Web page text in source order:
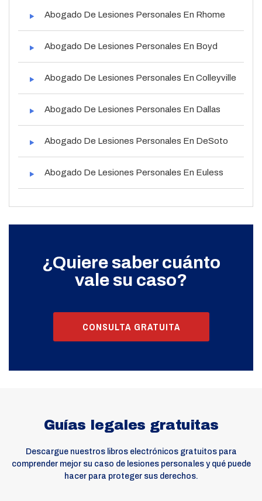
Abogado De Lesiones Personales En Rhome
Abogado De Lesiones Personales En Boyd
Abogado De Lesiones Personales En Colleyville
Abogado De Lesiones Personales En Dallas
Abogado De Lesiones Personales En DeSoto
Abogado De Lesiones Personales En Euless
¿Quiere saber cuánto
vale su caso?
CONSULTA GRATUITA
Guías legales gratuitas
Descargue nuestros libros electrónicos gratuitos para
comprender mejor su caso de lesiones personales y qué puede
hacer para proteger sus derechos.